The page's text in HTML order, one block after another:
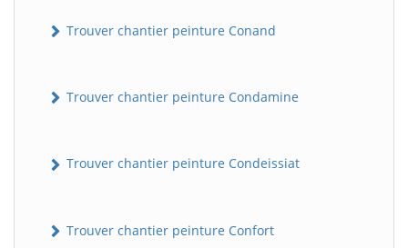
Trouver chantier peinture Conand
Trouver chantier peinture Condamine
Trouver chantier peinture Condeissiat
Trouver chantier peinture Confort